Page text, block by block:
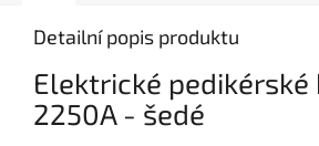
Detailní popis produktu
Elektrické pedikérské
2250A - šedé